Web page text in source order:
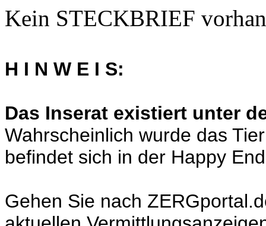
Kein STECKBRIEF
H I N W E I S:
Das Inserat existiert unter
Wahrscheinlich wurde das
befindet sich in der Happy
Gehen Sie nach